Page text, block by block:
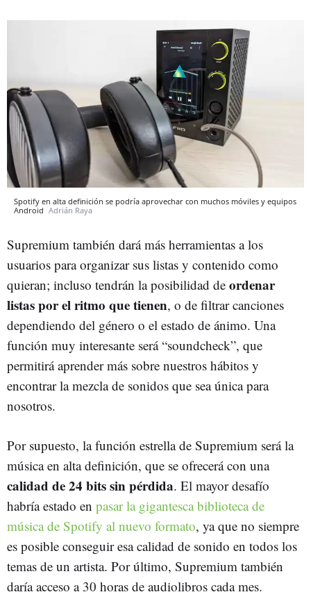
Spotify en alta definición se podría aprovechar con muchos móviles y equipos
Android Adrián Raya
Supremium también dará más herramientas a los
usuarios para organizar sus listas y contenido como
quieran; incluso tendrán la posibilidad de ordenar
listas por el ritmo que tienen, o de filtrar canciones
dependiendo del género o el estado de ánimo. Una
función muy interesante será “soundcheck”, que
permitirá aprender más sobre nuestros hábitos y
encontrar la mezcla de sonidos que sea única para
nosotros.
Por supuesto, la función estrella de Supremium será la
música en alta definición, que se ofrecerá con una
calidad de 24 bits sin pérdida. El mayor desafío
habría estado en pasar la gigantesca biblioteca de
música de Spotify al nuevo formato, ya que no siempre
es posible conseguir esa calidad de sonido en todos los
temas de un artista. Por último, Supremium también
daría acceso a 30 horas de audiolibros cada mes.